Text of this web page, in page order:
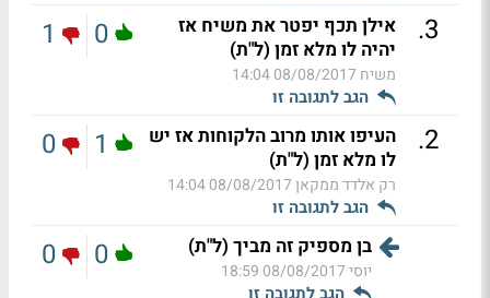
3
.
אילן תכף יפטר את משיח אז
יהיה לו מלא זמן (ל"ת)
משיח 08/08/2017 14:04
הגב לתגובה זו
0
1
2
.
העיפו אותו מרוב הלקוחות אז יש
לו מלא זמן (ל"ת)
רק אלדד ממקאן08/08/2017 14:04
הגב לתגובה זו
1
0
בן מספיק זה מביך (ל"ת)
יוסי08/08/2017 18:59
0
0